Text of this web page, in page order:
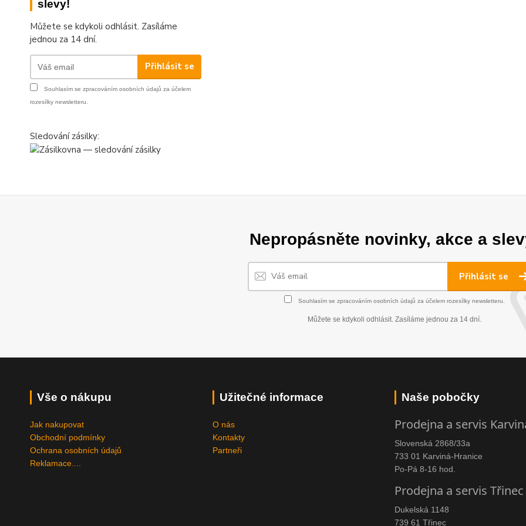
slevy!
Můžete se kdykoli odhlásit. Zasíláme
jednou za 14 dní.
Přihlásit se
Souhlasím se zpracováním osobních údajů za účelem
rozesílky newsletteru.
Sledování zásilky:
Nepropásněte novinky, akce a
Přihlásit se
Souhlasím se zpracováním osobních údajů za účelem rozesílky newsletteru.
Můžete se kdykoli odhlásit. Zasíláme jednou za 14 dní.
Vše o nákupu
Jak nakupovat
Obchodní podmínky
Ochrana osobních údajů
Reklamace....
Užitečné informace
O nás
Kontakty
Partneři
Naše pobočky
Prodejna a servis
Slovenská 2868/33a
733 01 Karviná-Hranice
Po-Pá 8-16 hod.
Prodejna a servis Třinec
Dukelská 1148
739 61 Třinec